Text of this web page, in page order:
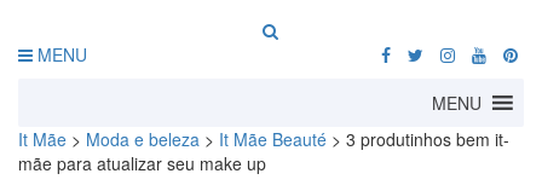
MENU
MENU
It Mãe > Moda e beleza > It Mãe Beauté > 3 produtinhos bem it-
mãe para atualizar seu make up